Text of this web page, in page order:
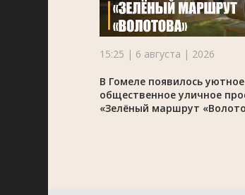
15:25 | 6 августа | 2026
В Гомеле появилось уютное
общественное уличное
«Зелёный маршрут